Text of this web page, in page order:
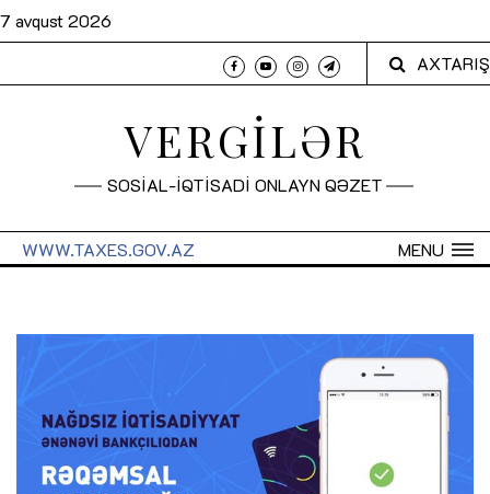
7 avqust 2026
AXTARIŞ
VERGİLƏR
SOSİAL-İQTİSADİ ONLAYN QƏZET
MENU
WWW.TAXES.GOV.AZ